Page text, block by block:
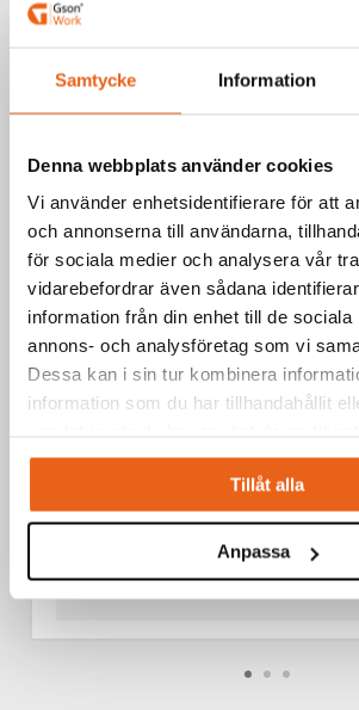
Samtycke Information
Denna webbplats använder cookies
Vi använder enhetsidentifierare för att
och annonserna till användarna,
för sociala medier och analysera vår
vidarebefordrar även sådana
information från din enhet till de sociala
annons- och analysföretag som vi
Dessa kan i sin tur kombinera
information som du har tillhandahållit
Tillåt alla
Anpassa
RELATERADE
Borr / Metallborr/HSS-Borr